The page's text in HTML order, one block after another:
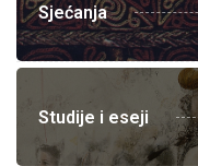
Sjećanja
Studije i eseji